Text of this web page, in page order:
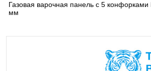
Газовая варочная панель с 5
мм